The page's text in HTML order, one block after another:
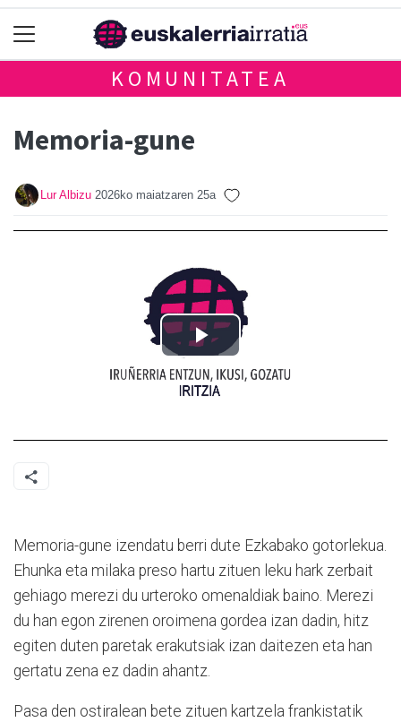
KOMUNITATEA
Memoria-gune
Lur Albizu 2026ko maiatzaren 25a
Memoria-gune izendatu berri dute Ezkabako gotorlekua.
Ehunka eta milaka preso hartu zituen leku hark zerbait
gehiago merezi du urteroko omenaldiak baino. Merezi
du han egon zirenen oroimena gordea izan dadin, hitz
egiten duten paretak erakutsiak izan daitezen eta han
gertatu zena ez dadin ahantz.
Pasa den ostiralean bete zituen kartzela frankistatik